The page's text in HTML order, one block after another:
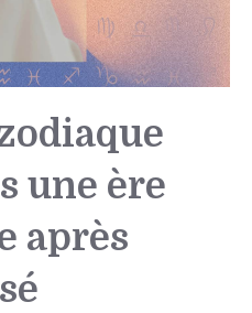
une ère
après